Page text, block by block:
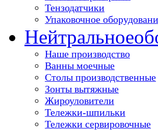
Тензодатчики
Упаковочное
Нейтральное
Наше производство
Ванны моечные
Столы производственные
Зонты вытяжные
Жироуловители
Тележки-шпильки
Тележки сервировочные